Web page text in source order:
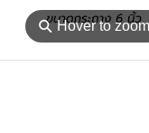
⚲Hover to zoom